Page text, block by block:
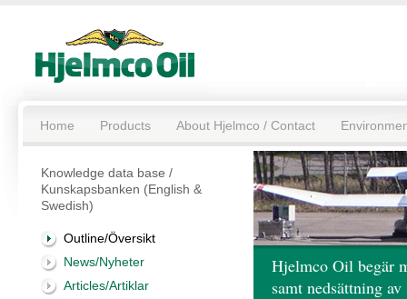
Home Products About Hjelmco / Contact
Knowledge data base /
Kunskapsbanken (English &
Swedish)
Outline/Översikt
News/Nyheter
Articles/Artiklar
Hjelmco Oil begär
samt nedsättning av